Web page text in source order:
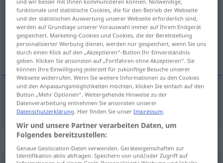
Übersicht aller Übersetzungen
(Für mehr Details die Übersetzung anklicken/antippen)
апатичный
апатичный, -ен apathisch
Synonyme für "apathisch"
funktionale und statistische Cookies, die für den Betrieb der Webseite
und der statistischen Auswertung unserer Webseite erforderlich sind,
werden auf Grundlage unserer Vorauswahl immer auf Ihrem Endgerät
gespeichert. Marketing-Cookies und Cookies, die der Bereitstellung
personalisierter Werbung dienen, werden nur gespeichert, wenn Sie uns
durch einen Klick auf den „Akzeptieren“-Button Ihr Einverständnis
geben. Klicken Sie ansonsten auf „Fortfahren ohne Akzeptieren“. Sie
können Ihre Einwilligung jederzeit für zukünftige Besuche unserer
Webseite widerrufen. Wenn Sie weitere Informationen zu den Cookies
und den Anpassungsmöglichkeiten möchten, klicken Sie einfach auf den
Button „Mehr Optionen“. Weitergehende Hinweise zu der
Datenverarbeitung entnehmen Sie ansonsten unserer
Datenschutzerklärung . Hier finden Sie unserImpressum
Wir und unsere Partner verarbeiten Daten, um
Folgendes bereitzustellen:
Genaue Geolocation-Daten verwenden. Geräteeigenschaften zur
Identifikation aktiv abfragen. Speichern von und/oder Zugriff auf